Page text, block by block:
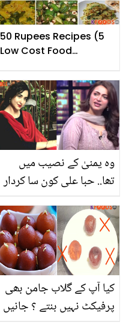
50 Rupees Recipes (5
Low Cost Food
وہ یمنیٰ کے نصیب میں
تھا.. حبا علی کون سا کردار
رہی ہیں؟
کیا آپ کے گلاب جامن بھی
پرفیکٹ نہیں بنتے ؟ جانیں